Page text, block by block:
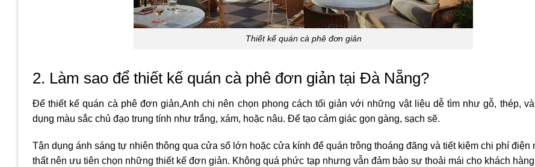
Thiết kế quán cà phê đơn giản
2. Làm sao để thiết kế quán cà phê đơn giản tại Đà Nẵng?
Để thiết kế quán cà phê đơn giản,Anh chị nên chọn phong cách tối giản với những vật liệu dễ tìm như gỗ, thép,
dụng màu sắc chủ đạo trung tính như trắng, xám, hoặc nâu. Để tạo cảm giác gọn gàng, sạch sẽ.
Tận dụng ánh sáng tự nhiên thông qua cửa sổ lớn hoặc cửa kính để quán trông thoáng đãng và tiết kiệm chi phí điện
thất nên ưu tiên chọn những thiết kế đơn giản. Không quá phức tạp nhưng vẫn đảm bảo sự thoải mái cho khách